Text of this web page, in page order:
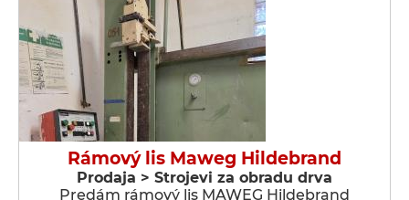
Rámový lis Maweg Hildebrand
Prodaja > Strojevi za obradu drva
Predám rámový lis MAWEG Hildebrand